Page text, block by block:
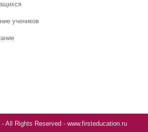
учеников
All Rights Reserved - www.firsteducation.ru